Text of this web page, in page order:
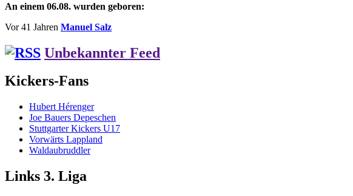
An einem 06.08. wurden geboren:
Vor 41 Jahren Manuel Salz
Unbekannter Feed
Kickers-Fans
Hubert Hérenger
Joe Bauers Depeschen
Stuttgarter Kickers U17
Vorwärts Lappland
Waldaubruddler
Links 3. Liga